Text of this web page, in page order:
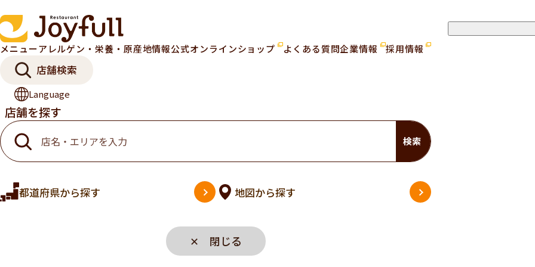
メニューアレルゲン・栄養・原産地情報公式オンラインショップ よくある質問企業情報 採用情報
店舗検索
Language
店舗を探す
検索
都道府県から探す 地図から探す
✕ 閉じる